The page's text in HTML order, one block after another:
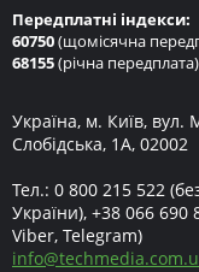
Передплатні індекси:
60750(щомісячна
68155(річна передплата)
Україна, м. Київ, вул.
Слобідська, 1А, 02002
Тел.: 0 800 215 522
України), +38 066 690
Viber, Telegram)
info@